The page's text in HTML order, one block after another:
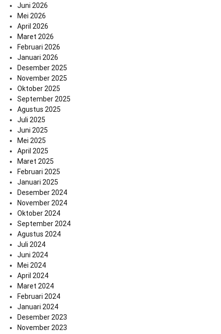
Juni 2026
Mei 2026
April 2026
Maret 2026
Februari 2026
Januari 2026
Desember 2025
November 2025
Oktober 2025
September 2025
Agustus 2025
Juli 2025
Juni 2025
Mei 2025
April 2025
Maret 2025
Februari 2025
Januari 2025
Desember 2024
November 2024
Oktober 2024
September 2024
Agustus 2024
Juli 2024
Juni 2024
Mei 2024
April 2024
Maret 2024
Februari 2024
Januari 2024
Desember 2023
November 2023